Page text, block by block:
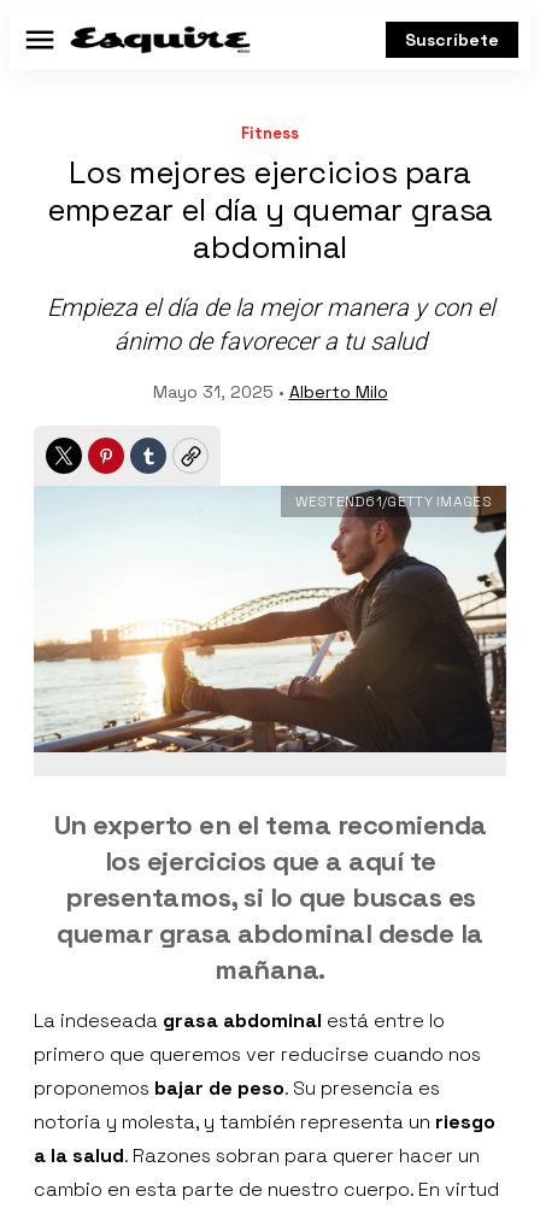
Menú Suscríbete
Fitness
Los mejores ejercicios para
empezar el día y quemar grasa
abdominal
Empieza el día de la mejor manera y con el
ánimo de favorecer a tu salud
Mayo 31, 2025 • Alberto Milo
TwitterPinterest
TumblrCopy
WESTEND61/GETTY IMAGES
Un experto en el tema recomienda
los ejercicios que a aquí te
presentamos, si lo que buscas es
quemar grasa abdominal desde la
mañana.
La indeseada grasa abdominal está entre lo
primero que queremos ver reducirse cuando nos
proponemos bajar de peso. Su presencia es
notoria y molesta, y también representa un riesgo
a la salud. Razones sobran para querer hacer un
cambio en esta parte de nuestro cuerpo. En virtud